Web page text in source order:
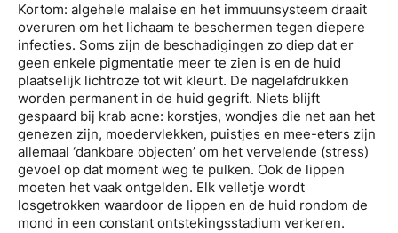
Kortom: algehele malaise en het immuunsysteem draait
overuren om het lichaam te beschermen tegen diepere
infecties. Soms zijn de beschadigingen zo diep dat er
geen enkele pigmentatie meer te zien is en de huid
plaatselijk lichtroze tot wit kleurt. De nagelafdrukken
worden permanent in de huid gegrift. Niets blijft
gespaard bij krab acne: korstjes, wondjes die net aan het
genezen zijn, moedervlekken, puistjes en mee-eters zijn
allemaal ‘dankbare objecten’ om het vervelende (stress)
gevoel op dat moment weg te pulken. Ook de lippen
moeten het vaak ontgelden. Elk velletje wordt
losgetrokken waardoor de lippen en de huid rondom de
mond in een constant ontstekingsstadium verkeren.